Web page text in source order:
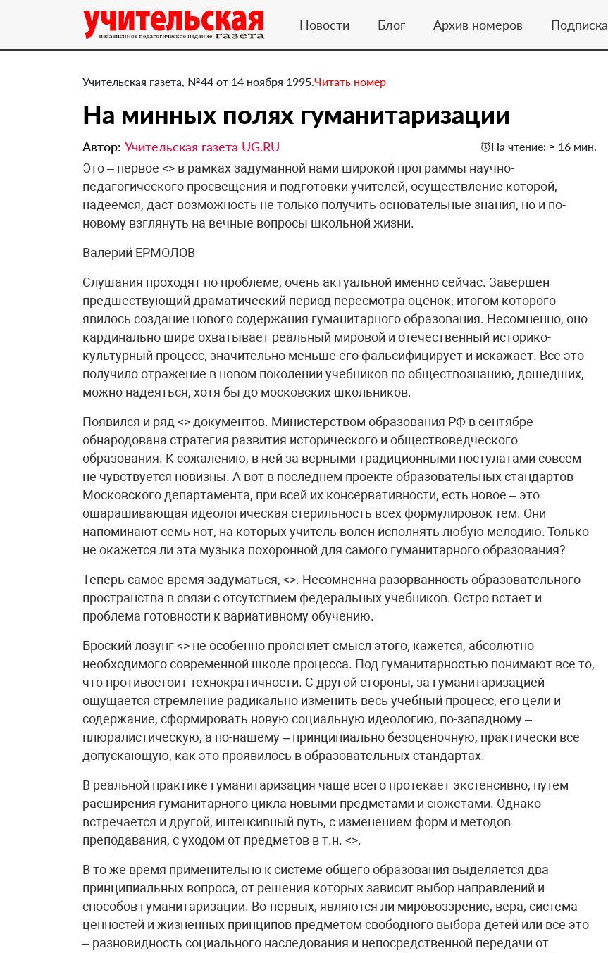
Новости Блог Архив номеров Подписка
Учительская газета, №44 от 14 ноября 1995.Читать номер
На минных полях гуманитаризации
Автор: Учительская газета UG.RU На чтение: ≈ 16 мин.
Это – первое <> в рамках задуманной нами широкой программы научно-
педагогического просвещения и подготовки учителей, осуществление которой,
надеемся, даст возможность не только получить основательные знания, но и по-
новому взглянуть на вечные вопросы школьной жизни.
Валерий ЕРМОЛОВ
Слушания проходят по проблеме, очень актуальной именно сейчас. Завершен
предшествующий драматический период пересмотра оценок, итогом которого
явилось создание нового содержания гуманитарного образования. Несомненно, оно
кардинально шире охватывает реальный мировой и отечественный историко-
культурный процесс, значительно меньше его фальсифицирует и искажает. Все это
получило отражение в новом поколении учебников по обществознанию, дошедших,
можно надеяться, хотя бы до московских школьников.
Появился и ряд <> документов. Министерством образования РФ в сентябре
обнародована стратегия развития исторического и обществоведческого
образования. К сожалению, в ней за верными традиционными постулатами совсем
не чувствуется новизны. А вот в последнем проекте образовательных стандартов
Московского департамента, при всей их консервативности, есть новое – это
ошарашивающая идеологическая стерильность всех формулировок тем. Они
напоминают семь нот, на которых учитель волен исполнять любую мелодию. Только
не окажется ли эта музыка похоронной для самого гуманитарного образования?
Теперь самое время задуматься, <>. Несомненна разорванность образовательного
пространства в связи с отсутствием федеральных учебников. Остро встает и
проблема готовности к вариативному обучению.
Броский лозунг <> не особенно проясняет смысл этого, кажется, абсолютно
необходимого современной школе процесса. Под гуманитарностью понимают все то,
что противостоит технократичности. С другой стороны, за гуманитаризацией
ощущается стремление радикально изменить весь учебный процесс, его цели и
содержание, сформировать новую социальную идеологию, по-западному –
плюралистическую, а по-нашему – принципиально безоценочную, практически все
допускающую, как это проявилось в образовательных стандартах.
В реальной практике гуманитаризация чаще всего протекает экстенсивно, путем
расширения гуманитарного цикла новыми предметами и сюжетами. Однако
встречается и другой, интенсивный путь, с изменением форм и методов
преподавания, с уходом от предметов в т.н. <>.
В то же время применительно к системе общего образования выделяется два
принципиальных вопроса, от решения которых зависит выбор направлений и
способов гуманитаризации. Во-первых, являются ли мировоззрение, вера, система
ценностей и жизненных принципов предметом свободного выбора детей или все это
– разновидность социального наследования и непосредственной передачи от